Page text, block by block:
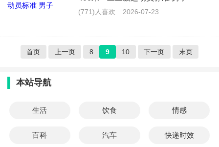
(771)人喜欢 2026-07-23
首页 上一页 8 9 10 下一页 末页
本站导航
生活 饮食 情感
百科 汽车 快递时效